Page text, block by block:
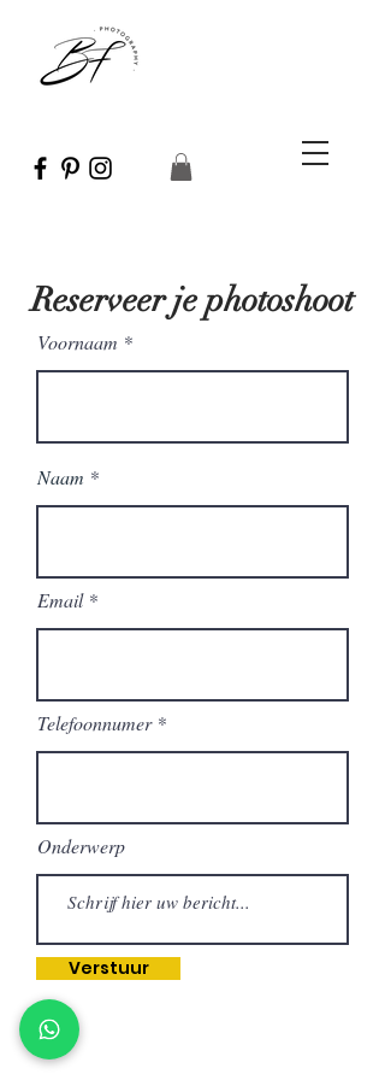
Reserveer je photoshoot
Voornaam
Naam
Email
Telefoonnumer
Onderwerp
Verstuur